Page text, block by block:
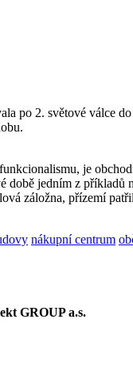
po 2. světové válce
je
době jedním z příkladů
záložna, přízemí
nákupní centrum
GROUP a.s.